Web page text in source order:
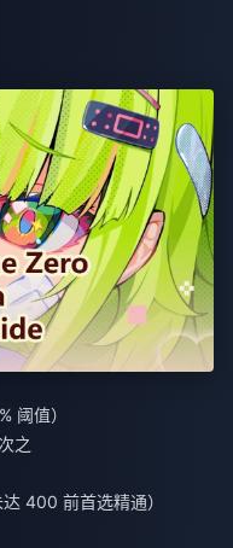
阈值）
之
400 前首选精通）